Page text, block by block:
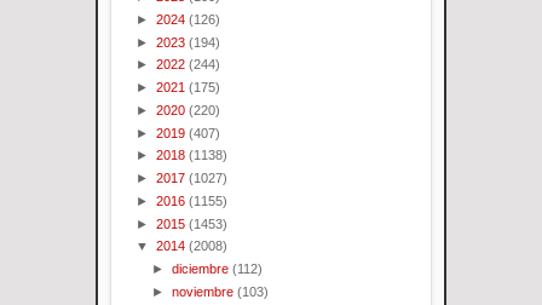
► 2024 (126)
► 2023 (194)
► 2022 (244)
► 2021 (175)
► 2020 (220)
► 2019 (407)
► 2018 (1138)
► 2017 (1027)
► 2016 (1155)
► 2015 (1453)
▼ 2014 (2008)
►diciembre (112)
►noviembre (103)